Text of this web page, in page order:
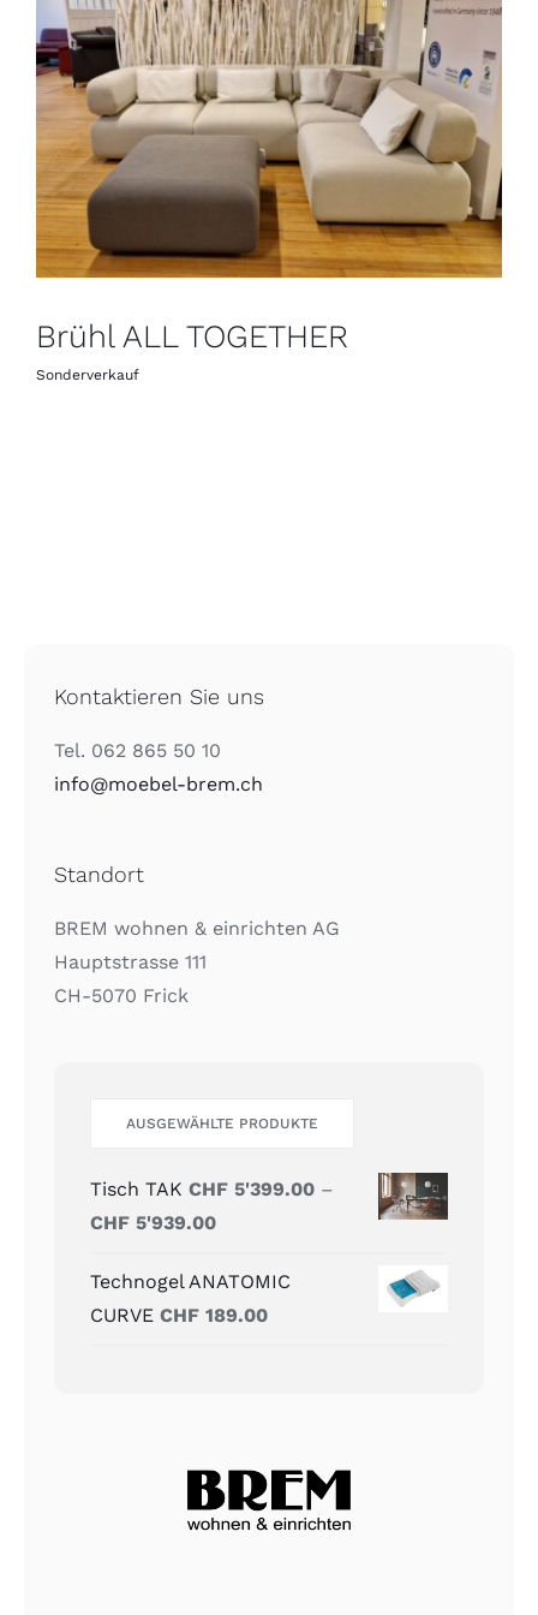
Kontakt
Brühl ALL TOGETHER
Sonderverkauf
Kontaktieren Sie uns
Tel. 062 865 50 10
info@moebel-brem.ch
Standort
BREM wohnen & einrichten AG
Hauptstrasse 111
CH-5070 Frick
AUSGEWÄHLTE PRODUKTE
Tisch TAK CHF 5'399.00 –
CHF 5'939.00Preisspanne:
bis
CHF 5'939.00
Technogel ANATOMIC
CURVE CHF 189.00